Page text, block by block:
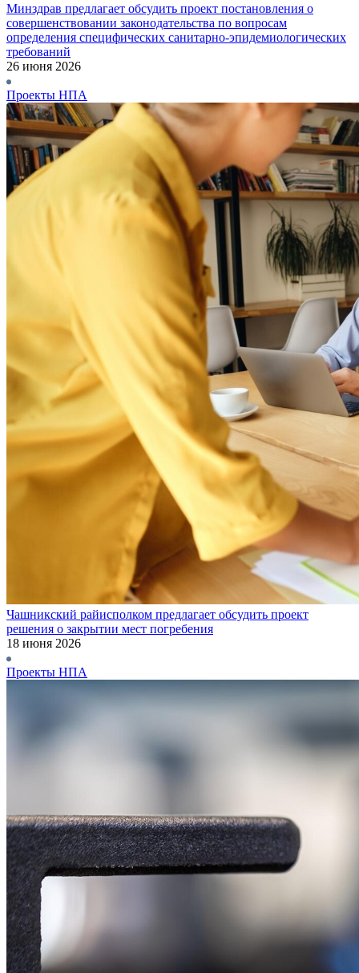
Минздрав предлагает обсудить проект постановления о
совершенствовании законодательства по вопросам
определения специфических санитарно-эпидемиологических
требований
26 июня 2026
Проекты НПА
Чашникский райисполком предлагает обсудить проект
решения о закрытии мест погребения
18 июня 2026
Проекты НПА